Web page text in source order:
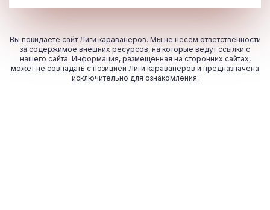
Вы покидаете сайт Лиги караванеров. Мы не несём ответственности
за содержимое внешних ресурсов, на которые ведут ссылки с
нашего сайта. Информация, размещённая на сторонних сайтах,
может не совпадать с позицией Лиги караванеров и предназначена
исключительно для ознакомления.